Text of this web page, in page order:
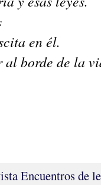
en él.
borde de la
Encuentros de